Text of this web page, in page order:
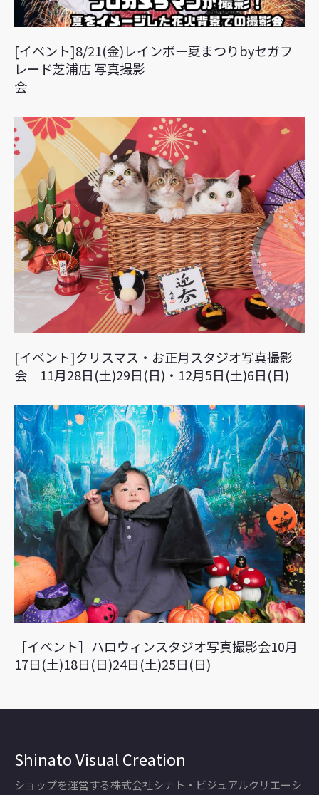
[イベント]8/21(金)レインボー夏まつりbyセガフ
レード芝浦店 写真撮影
会
[イベント]クリスマス・お正月スタジオ写真撮影
会 11月28日(土)29日(日)・12月5日(土)6日(日)
［イベント］ハロウィンスタジオ写真撮影会10月
17日(土)18日(日)24日(土)25日(日)
Shinato Visual Creation
ショップを運営する株式会社シナト・ビジュアルクリエーシ